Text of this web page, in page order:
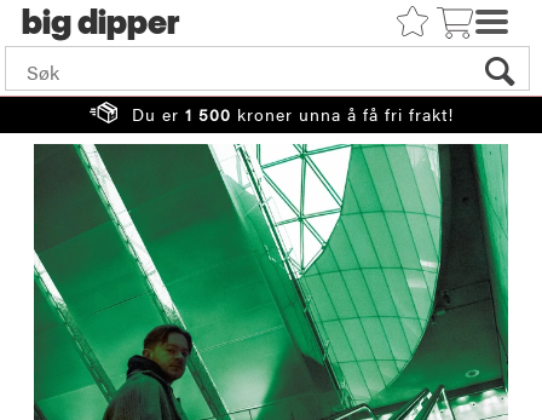
big
Du er 1 500 kroner unna å få fri frakt!